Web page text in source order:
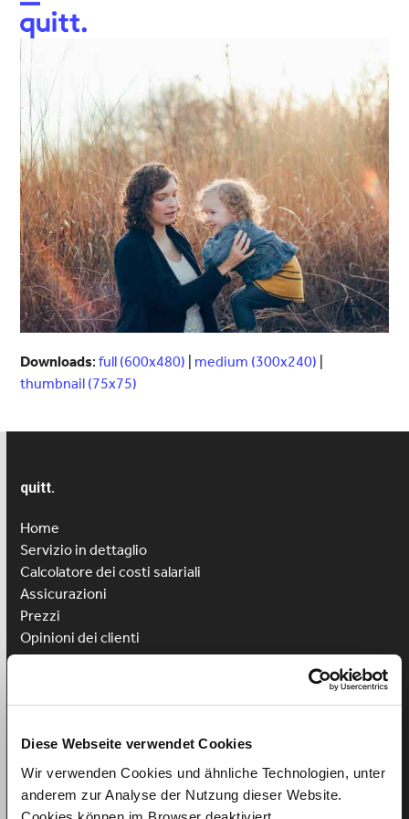
Diese Webseite verwendet Cookies
Wir verwenden Cookies und ähnliche Technologien, unter
anderem zur Analyse der Nutzung dieser Website.
Open
mobile
menu
Close
mobile
menu
Downloads:full (600x480) medium (300x240)
thumbnail (75x75)
quitt.
Home
Servizio in dettaglio
Calcolatore dei costi salariali
Assicurazioni
Prezzi
Opinioni dei clienti
Registrazione
Assumere assistenza per bambini
Assumere aiuto per la cura
Vantaggi per i lavoratori